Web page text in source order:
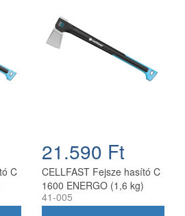
C
21.590 Ft
CELLFAST Fejsze hasító C
1600 ENERGO (1,6 kg)
41-005